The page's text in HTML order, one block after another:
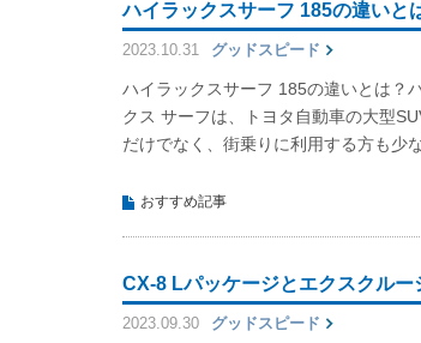
ハイラックスサーフ 185の違いと
2023.10.31 グッドスピード
ハイラックスサーフ 185の違いとは？
クス サーフは、トヨタ自動車の大型
だけでなく、街乗りに利用する方も少
おすすめ記事
CX-8 Lパッケージとエクスクル
2023.09.30 グッドスピード